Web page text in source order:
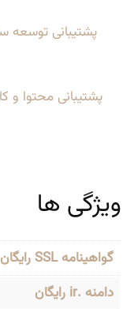
پشتیبانی توسعه
پشتیبانی محتوا و
ویژگی ها
گواهینامه SSL رایگان
دامنه .ir رایگان